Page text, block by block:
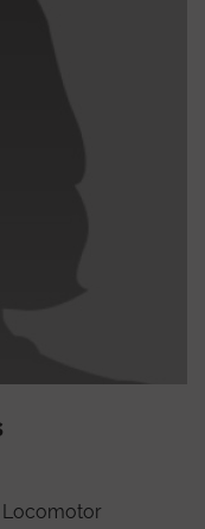
Locomotor